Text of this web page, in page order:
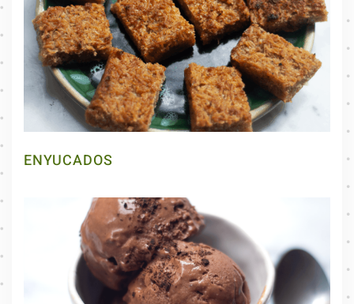
ENYUCADOS